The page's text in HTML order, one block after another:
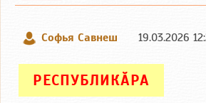
Софья Савнеш 19.03.2026
РЕСПУБЛИКӐРА